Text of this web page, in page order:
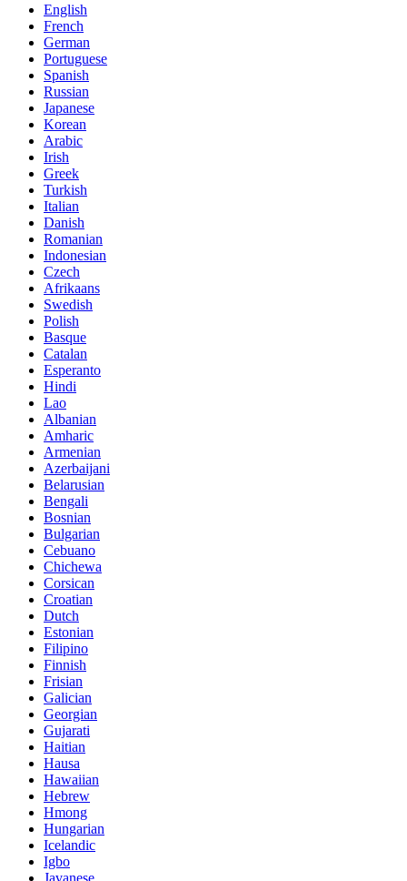
English
French
German
Portuguese
Spanish
Russian
Japanese
Korean
Arabic
Irish
Greek
Turkish
Italian
Danish
Romanian
Indonesian
Czech
Afrikaans
Swedish
Polish
Basque
Catalan
Esperanto
Hindi
Lao
Albanian
Amharic
Armenian
Azerbaijani
Belarusian
Bengali
Bosnian
Bulgarian
Cebuano
Chichewa
Corsican
Croatian
Dutch
Estonian
Filipino
Finnish
Frisian
Galician
Georgian
Gujarati
Haitian
Hausa
Hawaiian
Hebrew
Hmong
Hungarian
Icelandic
Igbo
Javanese